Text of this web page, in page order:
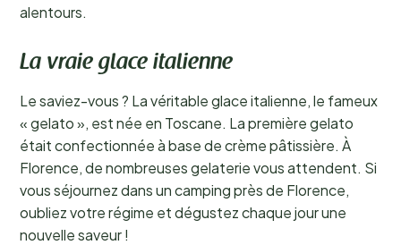
alentours.
La vraie glace italienne
Le saviez-vous ? La véritable glace italienne, le fameux
« gelato », est née en Toscane. La première gelato
était confectionnée à base de crème pâtissière. À
Florence, de nombreuses gelaterie vous attendent. Si
vous séjournez dans un camping près de Florence,
oubliez votre régime et dégustez chaque jour une
nouvelle saveur !